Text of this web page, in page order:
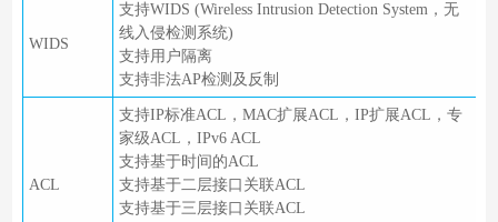
WIDS
支持WIDS (Wireless Intrusion Detection System，无
线入侵检测系统)
支持用户隔离
支持非法AP检测及反制
ACL
支持IP标准ACL，MAC扩展ACL，IP扩展ACL，专
家级ACL，IPv6 ACL
支持基于时间的ACL
支持基于二层接口关联ACL
支持基于三层接口关联ACL